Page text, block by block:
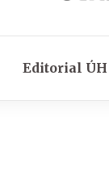
Editorial ÚH